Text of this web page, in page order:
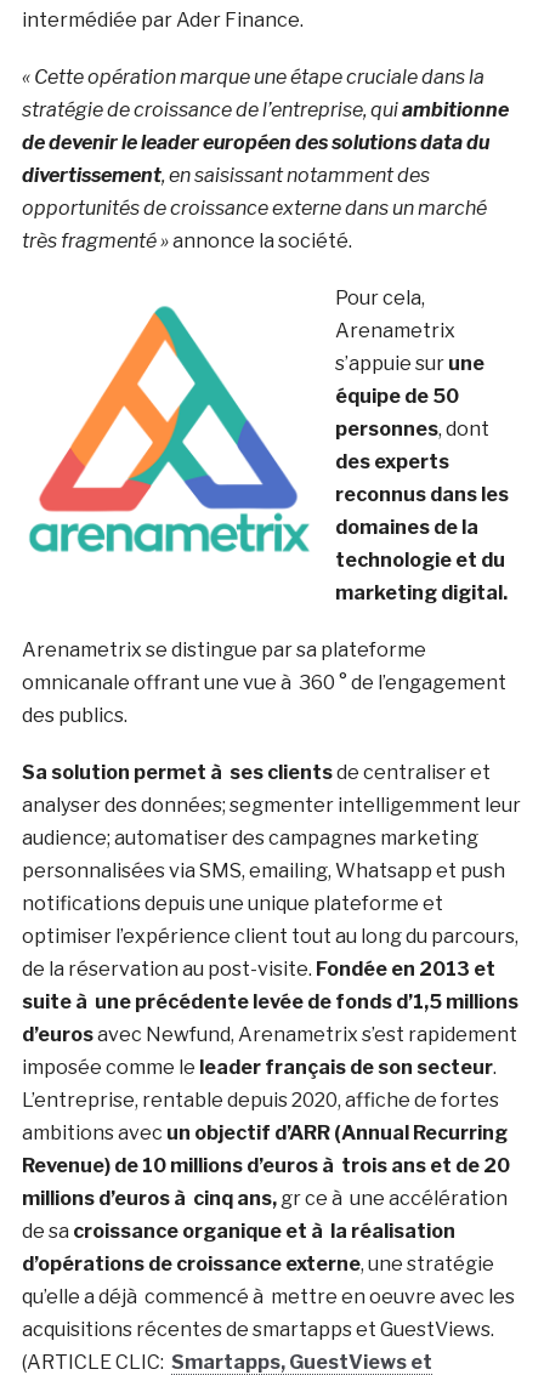
intermédiée par Ader Finance.
« Cette opération marque une étape cruciale dans la
stratégie de croissance de l’entreprise, quiambitionne
de devenir le leader européen des solutions data du
divertissement, en saisissant notamment des
opportunités de croissance externe dans un marché
très fragmenté »annonce la société.
Pour cela,
Arenametrix
s’appuie sur une
équipe de 50
personnes, dont
des experts
reconnus dans les
domaines de la
technologie et du
marketing digital.
Arenametrix se distingue par sa plateforme
omnicanale offrant une vue à 360 ° de l’engagement
des publics.
Sa solution permet à ses clientsde centraliser et
analyser des données; segmenter intelligemment leur
audience; automatiser des campagnes marketing
personnalisées via SMS, emailing, Whatsapp et push
notifications depuis une unique plateforme et
optimiser l’expérience client tout au long du parcours,
de la réservation au post-visite. Fondée en 2013 et
suite à une précédente levée de fonds d’1,5 millions
d’eurosavec Newfund, Arenametrix s’est rapidement
imposée comme le leader français de son secteur.
L’entreprise, rentable depuis 2020, affiche de fortes
ambitions avec un objectif d’ARR (Annual Recurring
Revenue) de 10 millions d’euros à trois ans et de 20
millions d’euros à cinq ans,gr ce à une accélération
de sa croissance organique et à la réalisation
d’opérations de croissance externe, une stratégie
qu’elle a déjà commencé à mettre en oeuvre avec les
acquisitions récentes de smartapps et GuestViews.
(ARTICLE CLIC: Smartapps, GuestViews et